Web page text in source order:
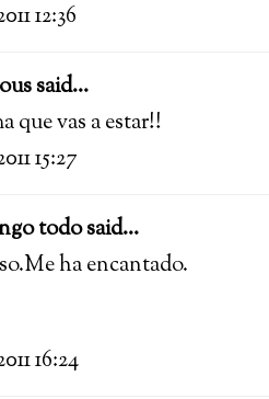
12:36
said...
que vas a estar!!
15:27
todosaid...
ha encantado.
16:24